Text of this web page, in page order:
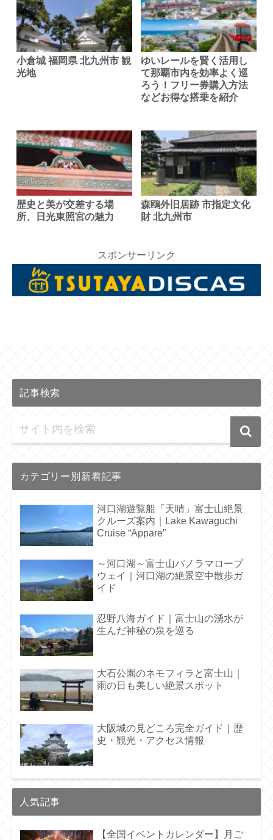
小倉城 福岡県 北九州市 観
光地
ゆいレールを賢く活用し
て那覇市内を効率よく巡
ろう！フリー券購入方法
などお得な搭乗を紹介
歴史と美が交差する場
所、日光東照宮の魅力
森鴎外旧居跡 市指定文化
財 北九州市
スポンサーリンク
記事検索
カテゴリー別新着記事
河口湖遊覧船「天晴」富士山絶景
クルーズ案内｜Lake Kawaguchi
Cruise “Appare”
～河口湖～富士山パノラマロープ
ウェイ｜河口湖の絶景空中散歩ガ
イド
忍野八海ガイド｜富士山の湧水が
生んだ神秘の泉を巡る
大石公園のネモフィラと富士山｜
雨の日も美しい絶景スポット
大阪城の見どころ完全ガイド｜歴
史・観光・アクセス情報
人気記事
【全国イベントカレンダー】月ご